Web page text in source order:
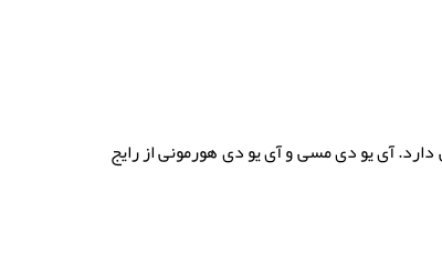
دارد. آی یو دی مسی و آی یو دی هورمونی از رایج